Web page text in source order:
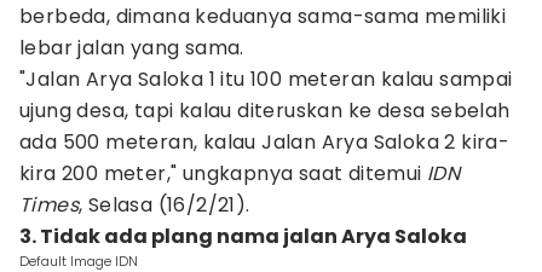
berbeda, dimana keduanya sama-sama memiliki
lebar jalan yang sama.
"Jalan Arya Saloka 1 itu 100 meteran kalau sampai
ujung desa, tapi kalau diteruskan ke desa sebelah
ada 500 meteran, kalau Jalan Arya Saloka 2 kira-
kira 200 meter," ungkapnya saat ditemui IDN
Times, Selasa (16/2/21).
3. Tidak ada plang nama jalan Arya Saloka
Default Image IDN